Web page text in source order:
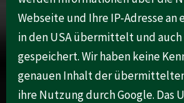
Webseite und Ihre IP-Adresse an
in den USA übermittelt und
gespeichert. Wir haben keine
genauen Inhalt der
ihre Nutzung durch Google. Das